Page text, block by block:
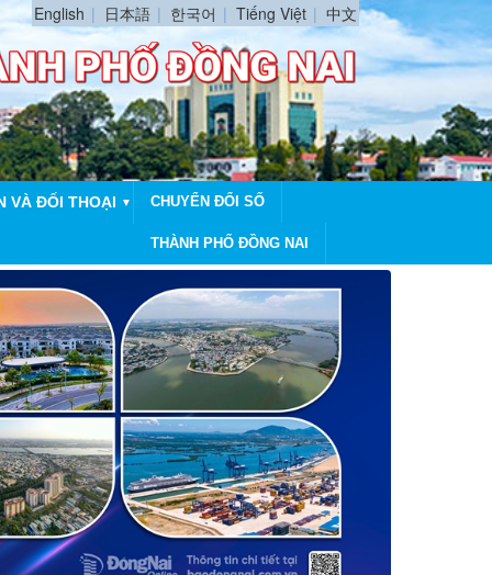
English 日本語 한국어 Tiếng Việt 中文
VÀ ĐỐI THOẠI ▼ CHUYỂN ĐỔI SỐ
THÀNH PHỐ ĐỒNG NAI